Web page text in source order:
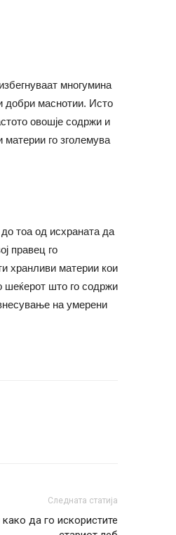
многумина
добри маснотии. Исто
овошје содржи и
материи го зголемува
тоа од исхраната да
правец го
хранливи материи кои
шеќерот што го содржи
на умерени
Следната статија
да го искористите